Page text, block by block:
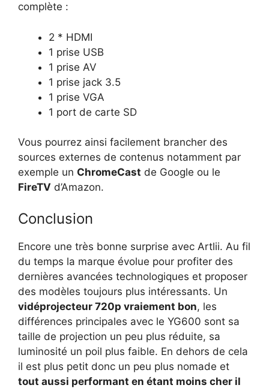
complète :
2 * HDMI
1 prise USB
1 prise AV
1 prise jack 3.5
1 prise VGA
1 port de carte SD
Vous pourrez ainsi facilement brancher des
sources externes de contenus notamment par
exemple un ChromeCast de Google ou le
FireTV d’Amazon.
Conclusion
Encore une très bonne surprise avec Artlii. Au fil
du temps la marque évolue pour profiter des
dernières avancées technologiques et proposer
des modèles toujours plus intéressants. Un
vidéprojecteur 720p vraiement bon, les
différences principales avec le YG600 sont sa
taille de projection un peu plus réduite, sa
luminosité un poil plus faible. En dehors de cela
il est plus petit donc un peu plus nomade et
tout aussi performant en étant moins cher il